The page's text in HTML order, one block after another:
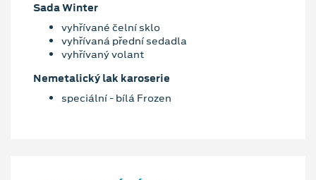
Sada Winter
vyhřívané čelní sklo
vyhřívaná přední sedadla
vyhřívaný volant
Nemetalický lak karoserie
speciální - bílá Frozen